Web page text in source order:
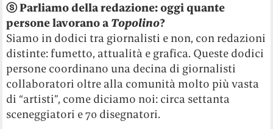
ⓢ Parliamo della redazione: oggi quante
persone lavorano a Topolino?
Siamo in dodici tra giornalisti e non, con redazioni
distinte: fumetto, attualità e grafica. Queste dodici
persone coordinano una decina di giornalisti
collaboratori oltre alla comunità molto più vasta
di “artisti”, come diciamo noi: circa settanta
sceneggiatori e 70 disegnatori.